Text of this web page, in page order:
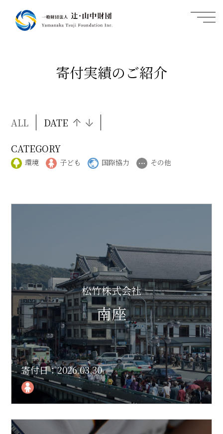
寄付実績のご紹介
ALL
DATE
CATEGORY
環境 子ども 国際協力 その他
松竹株式会社
南座
寄付日：2026.03.30